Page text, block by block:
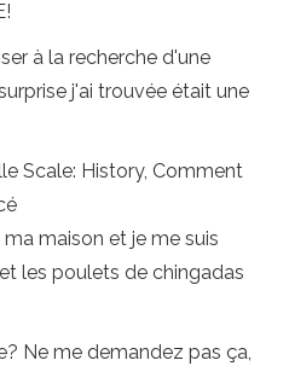
à la recherche d'une
j'ai trouvée était une
Scale: History, Comment
maison et je me suis
les poulets de chingadas
Ne me demandez pas ça,